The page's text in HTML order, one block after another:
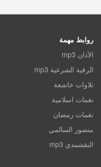
روابط مهمة
الأذان mp3
الرقية الشرعية mp3
تلاوات خاشعة
نغمات اسلامية
نغمات رمضان
منصور السالمي
النقشبندي mp3